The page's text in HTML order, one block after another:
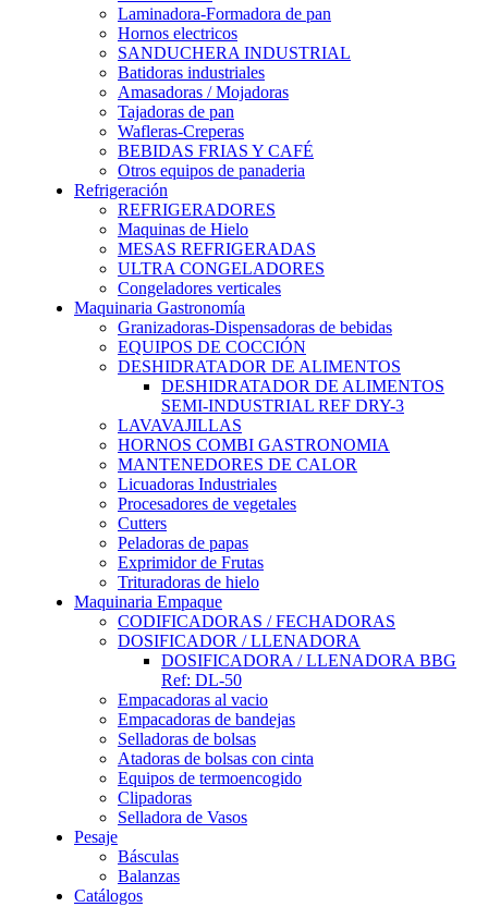
Laminadora-Formadora de pan
Hornos electricos
SANDUCHERA INDUSTRIAL
Batidoras industriales
Amasadoras / Mojadoras
Tajadoras de pan
Wafleras-Creperas
BEBIDAS FRIAS Y CAFÉ
Otros equipos de panaderia
Refrigeración
REFRIGERADORES
Maquinas de Hielo
MESAS REFRIGERADAS
ULTRA CONGELADORES
Congeladores verticales
Maquinaria Gastronomía
Granizadoras-Dispensadoras de bebidas
EQUIPOS DE COCCIÓN
DESHIDRATADOR DE ALIMENTOS
DESHIDRATADOR DE ALIMENTOS
SEMI-INDUSTRIAL REF DRY-3
LAVAVAJILLAS
HORNOS COMBI GASTRONOMIA
MANTENEDORES DE CALOR
Licuadoras Industriales
Procesadores de vegetales
Cutters
Peladoras de papas
Exprimidor de Frutas
Trituradoras de hielo
Maquinaria Empaque
CODIFICADORAS / FECHADORAS
DOSIFICADOR / LLENADORA
DOSIFICADORA / LLENADORA BBG
Ref: DL-50
Empacadoras al vacio
Empacadoras de bandejas
Selladoras de bolsas
Atadoras de bolsas con cinta
Equipos de termoencogido
Clipadoras
Selladora de Vasos
Pesaje
Básculas
Balanzas
Catálogos